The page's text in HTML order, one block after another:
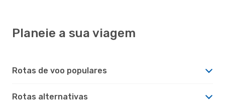
Planeie a sua viagem
Rotas de voo populares
Rotas alternativas